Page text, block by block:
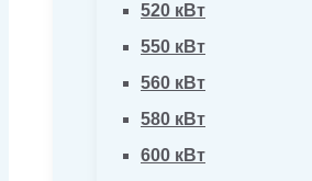
520 кВт
550 кВт
560 кВт
580 кВт
600 кВт